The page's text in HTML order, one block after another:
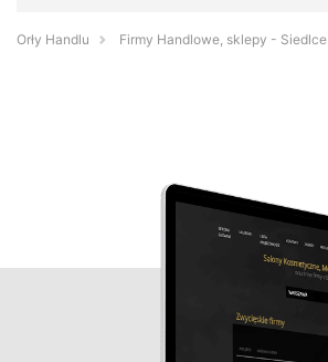
Orły Handlu Firmy Handlowe, sklepy - Siedlce